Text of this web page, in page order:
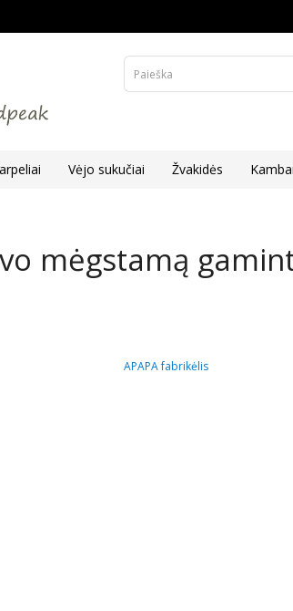
Vėjo sukučiai Žvakidės
mėgstamą
APAPA fabrikėlis